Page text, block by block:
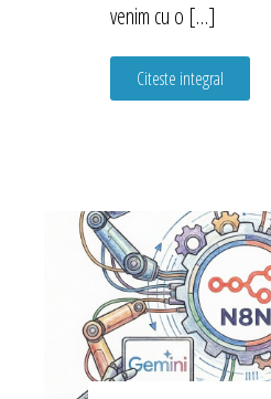
venim cu o […]
Citeste integral